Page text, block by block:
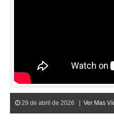
29 de abril de 2026 | Ver Mas